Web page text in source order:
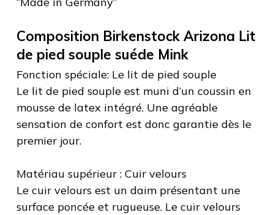
Composition Birkenstock Arizona Lit
de pied souple suéde Mink
Fonction spéciale: Le lit de pied souple
Le lit de pied souple est muni d’un coussin en
mousse de latex intégré. Une agréable
sensation de confort est donc garantie dès le
premier jour.
Matériau supérieur : Cuir velours
Le cuir velours est un daim présentant une
surface poncée et rugueuse. Le cuir velours